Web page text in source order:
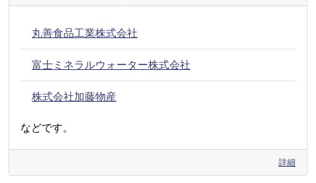
丸善食品工業株式会社
富士ミネラルウォーター株式会社
株式会社加藤物産
などです。
詳細